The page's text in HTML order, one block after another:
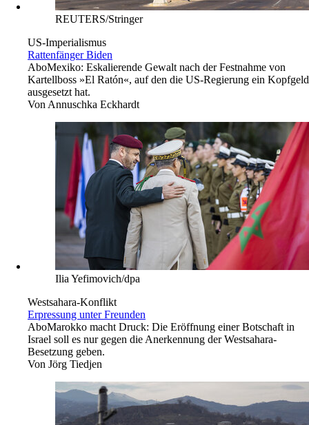
REUTERS/Stringer
US-Imperialismus
Rattenfänger Biden
AboMexiko: Eskalierende Gewalt nach der Festnahme von
Kartellboss »El Ratón«, auf den die US-Regierung ein Kopfgeld
ausgesetzt hat.
VonAnnuschka Eckhardt
Ilia Yefimovich/dpa
Westsahara-Konflikt
Erpressung unter Freunden
AboMarokko macht Druck: Die Eröffnung einer Botschaft in
Israel soll es nur gegen die Anerkennung der Westsahara-
Besetzung geben.
Von Jörg Tiedjen